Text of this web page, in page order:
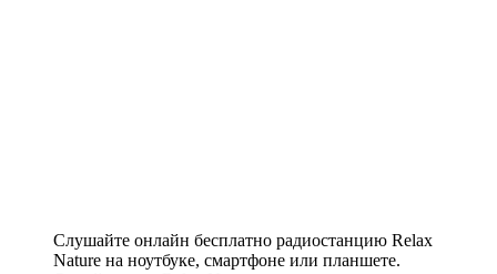
Слушайте онлайн бесплатно радиостанцию Relax
Nature на ноутбуке, смартфоне или планшете.